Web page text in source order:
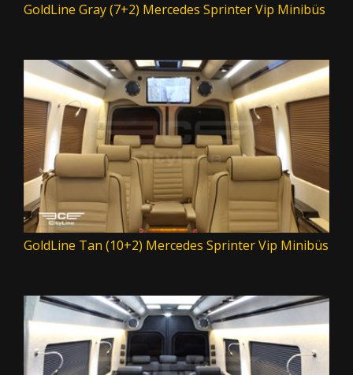
GoldLine Gray (7+2) Mercedes Sprinter Vip Minibüs
GoldLine Tan (10+2) Mercedes Sprinter Vip Minibüs